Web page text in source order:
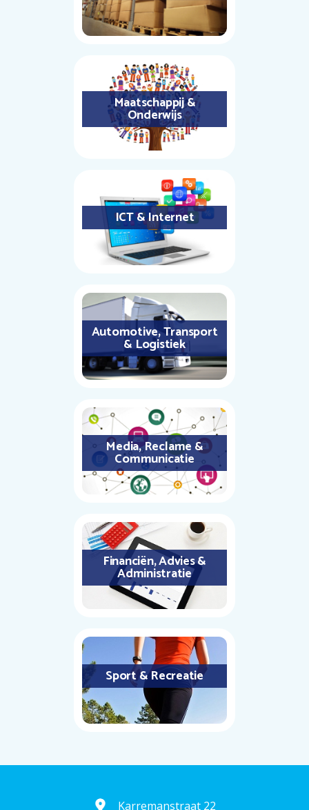
Maatschappij &
Onderwijs
ICT & Internet
Automotive, Transport
& Logistiek
Media, Reclame &
Communicatie
Financiën, Advies &
Administratie
Sport & Recreatie
Karremanstraat 22